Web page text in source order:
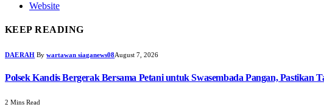
Website
KEEP READING
DAERAH By wartawan siaganews08August 7, 2026
Polsek Kandis Bergerak Bersama Petani untuk Swasembada Pangan, Pastikan
2 Mins Read